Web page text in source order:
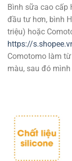
Bình sữa cao cấp
đầu tư hơn, bình
triệu) hoặc
https://
Comotomo làm
màu, sau đó